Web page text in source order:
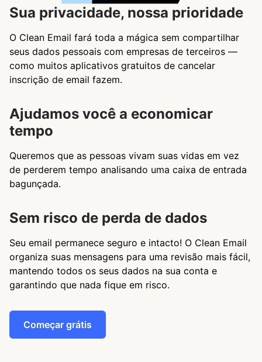
Sua privacidade, nossa prioridade
O Clean Email fará toda a mágica sem compartilhar
seus dados pessoais com empresas de terceiros —
como muitos aplicativos gratuitos de cancelar
inscrição de email fazem.
Ajudamos você a economicar
tempo
Queremos que as pessoas vivam suas vidas em vez
de perderem tempo analisando uma caixa de entrada
bagunçada.
Sem risco de perda de dados
Seu email permanece seguro e intacto! O Clean Email
organiza suas mensagens para uma revisão mais fácil,
mantendo todos os seus dados na sua conta e
garantindo que nada fique em risco.
Começar grátis